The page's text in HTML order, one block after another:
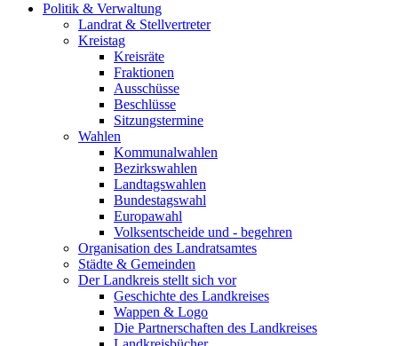
Politik & Verwaltung
Landrat & Stellvertreter
Kreistag
Kreisräte
Fraktionen
Ausschüsse
Beschlüsse
Sitzungstermine
Wahlen
Kommunalwahlen
Bezirkswahlen
Landtagswahlen
Bundestagswahl
Europawahl
Volksentscheide und - begehren
Organisation des Landratsamtes
Städte & Gemeinden
Der Landkreis stellt sich vor
Geschichte des Landkreises
Wappen & Logo
Die Partnerschaften des Landkreises